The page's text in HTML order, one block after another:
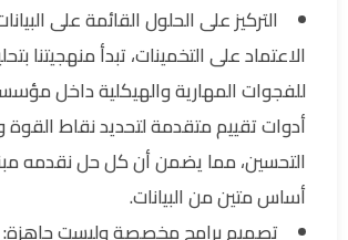
التركيز على الحلول القائمة على
الاعتماد على التخمينات، تبدأ منهجيتنا
للفجوات المهارية والهيكلية داخل
أدوات تقييم متقدمة لتحديد نقاط القوة
التحسين، مما يضمن أن كل حل نقدمه
أساس متين من البيانات.
تصميم برامج مخصصة وليست جاهزة: